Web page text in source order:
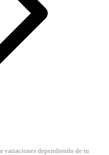
variaciones dependiendo de tu